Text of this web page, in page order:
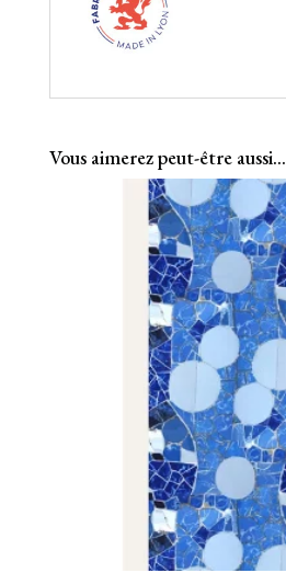
Vous aimerez peut-être aussi…